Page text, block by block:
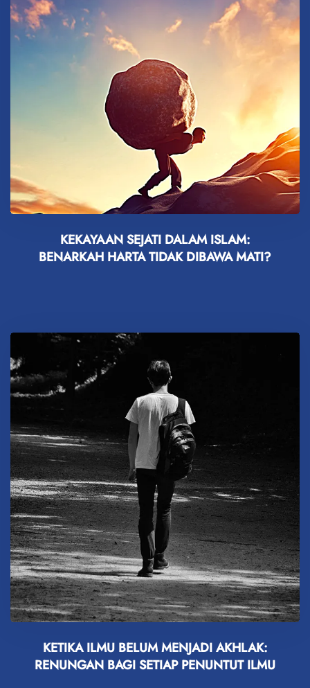
KEKAYAAN SEJATI DALAM ISLAM:
BENARKAH HARTA TIDAK DIBAWA MATI?
KETIKA ILMU BELUM MENJADI AKHLAK:
RENUNGAN BAGI SETIAP PENUNTUT ILMU